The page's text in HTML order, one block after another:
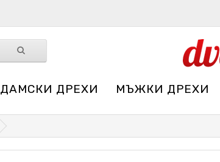
ДАМСКИ ДРЕХИ МЪЖКИ ДРЕХИ